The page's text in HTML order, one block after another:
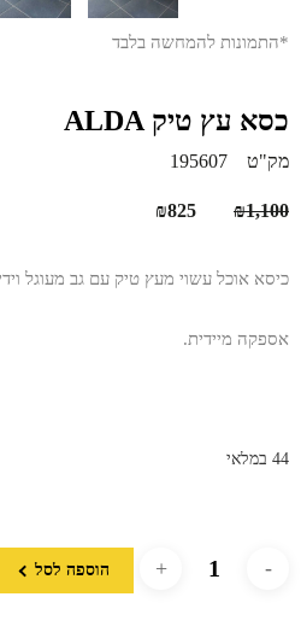
*התמונות להמחשה בלבד
כסא עץ טיק ALDA
מק"ט 195607
₪1,100
המחיר
היה:
₪825
הוא:
כיסא אוכל עשוי מעץ טיק עם גב מעוגל
אספקה מיידית.
44 במלאי
הוספה לסל